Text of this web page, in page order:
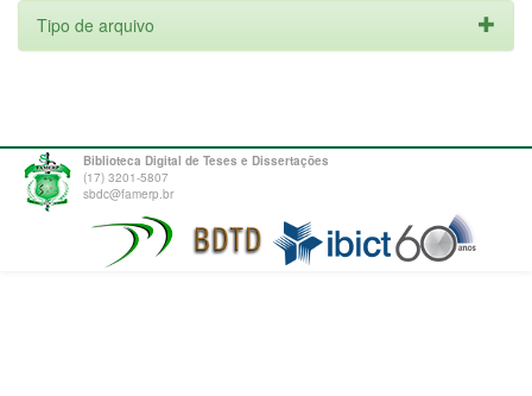
Tipo de arquivo
Biblioteca Digital de Teses e Dissertações
(17) 3201-5807
sbdc@famerp.br